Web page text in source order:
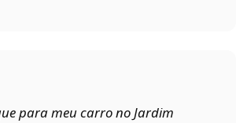
para meu carro no Jardim